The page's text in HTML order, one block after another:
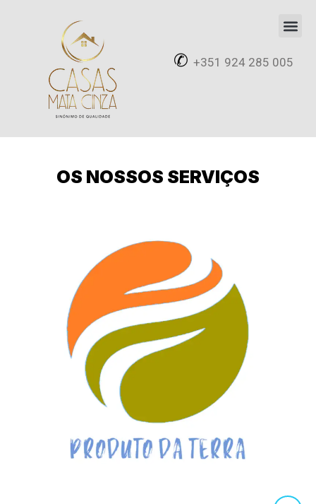
conteúdo
✆ +351 924 285 005
OS NOSSOS SERVIÇOS